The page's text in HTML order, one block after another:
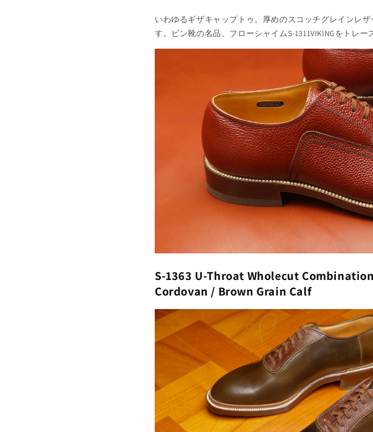
いわゆるギザキャップトゥ。厚めのスコッチグレインレ
す。ビン靴の名品、フローシャイムS-1311VIKINGをトレー
S-1363 U-Throat Wholecut
Cordovan / Brown Grain Calf